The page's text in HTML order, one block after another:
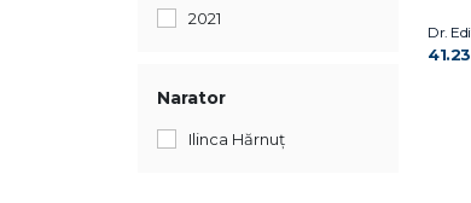
2021
Narator
Ilinca Hărnuț
Dr.